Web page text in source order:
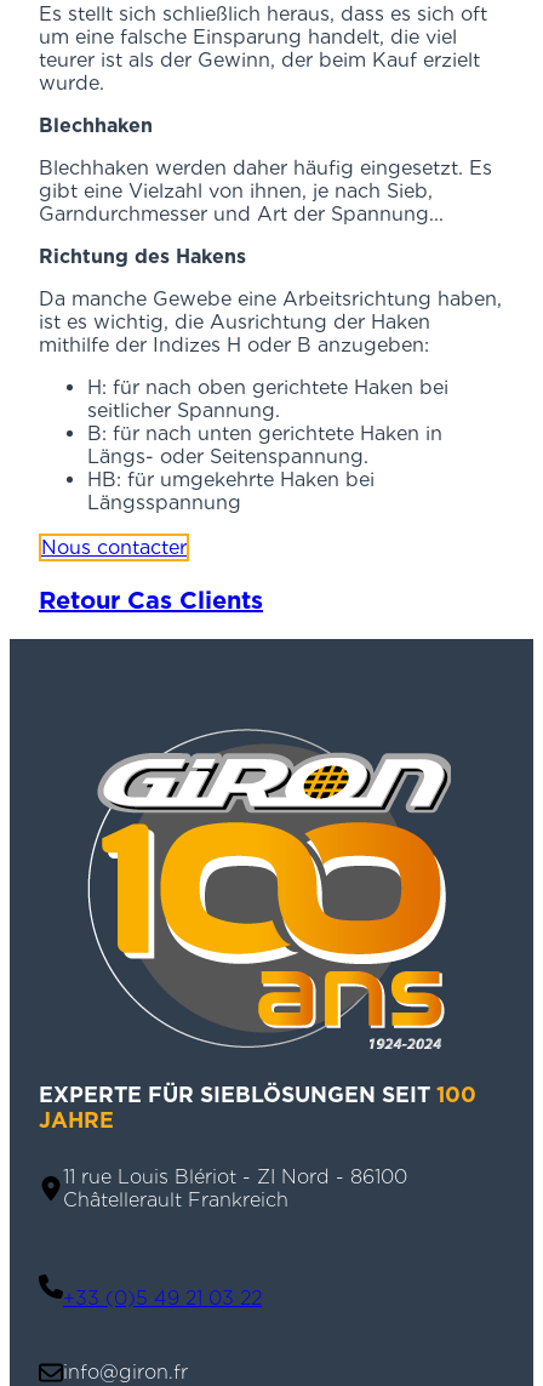
Es stellt sich schließlich heraus, dass es sich oft
um eine falsche Einsparung handelt, die viel
teurer ist als der Gewinn, der beim Kauf erzielt
wurde.
Blechhaken
Blechhaken werden daher häufig eingesetzt. Es
gibt eine Vielzahl von ihnen, je nach Sieb,
Garndurchmesser und Art der Spannung...
Richtung des Hakens
Da manche Gewebe eine Arbeitsrichtung haben,
ist es wichtig, die Ausrichtung der Haken
mithilfe der Indizes H oder B anzugeben:
H: für nach oben gerichtete Haken bei
seitlicher Spannung.
B: für nach unten gerichtete Haken in
Längs- oder Seitenspannung.
HB: für umgekehrte Haken bei
Längsspannung
Nous contacter
Retour Cas Clients
EXPERTE FÜR SIEBLÖSUNGEN SEIT 100
JAHRE
11 rue Louis Blériot - ZI Nord - 86100
Châtellerault Frankreich
+33 (0)5 49 21 03 22
info@giron.fr